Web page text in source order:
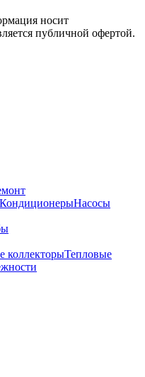
носит
публичной офертой.
КондиционерыНасосы
коллекторыТепловые